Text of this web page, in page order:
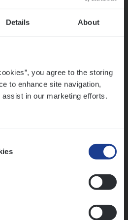
Details About
you agree to the storing
to enhance site navigation,
in our marketing efforts.